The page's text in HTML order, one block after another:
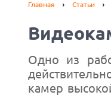
Главная Статьи
Одно из
камер